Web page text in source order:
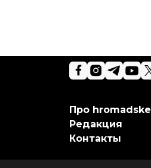
Про hromadske
Редакция
Контакты